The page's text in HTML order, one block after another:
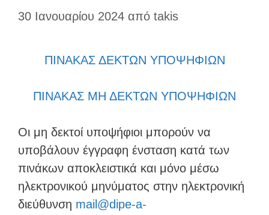
30 Ιανουαρίου 2024 από takis
ΠΙΝΑΚΑΣ ΔΕΚΤΩΝ ΥΠΟΨΗΦΙΩΝ
ΠΙΝΑΚΑΣ ΜΗ ΔΕΚΤΩΝ ΥΠΟΨΗΦΙΩΝ
Οι μη δεκτοί υποψήφιοι μπορούν να
υποβάλουν έγγραφη ένσταση κατά των
πινάκων αποκλειστικά και μόνο μέσω
ηλεκτρονικού μηνύματος στην ηλεκτρονική
διεύθυνση mail@dipe-a-